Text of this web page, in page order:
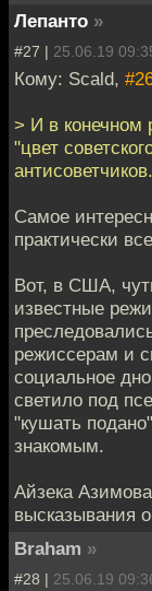
Лепанто »
#27 | 25.06.19
Кому: Scald,
> И в конечном
"цвет
Самое
практически
Вот, в США,
известные
режиссерам и
социальное
светило под
"кушать
знакомым.
Айзека
высказывания
Braham »
#28 | 25.06.19